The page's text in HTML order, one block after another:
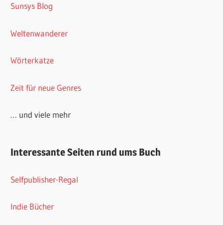
Sunsys Blog
Weltenwanderer
Wörterkatze
Zeit für neue Genres
… und viele mehr
Interessante Seiten rund ums Buch
Selfpublisher-Regal
Indie Bücher